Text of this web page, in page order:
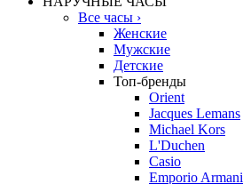
Все часы ›
Женские
Мужские
Детские
Топ-бренды
Orient
Jacques Lemans
Michael Kors
L'Duchen
Casio
Emporio Armani